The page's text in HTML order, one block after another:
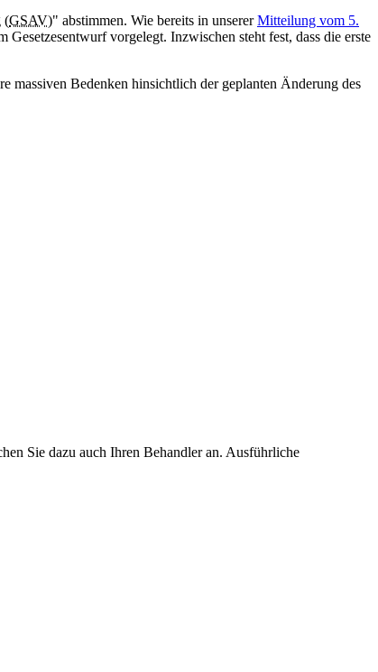
(GSAV)" abstimmen. Wie bereits in unsererMitteilung vom 5.
vorgelegt. Inzwischen steht fest, dass die erste
massiven Bedenken hinsichtlich der geplanten Änderung des
Sie dazu auch Ihren Behandler an. Ausführliche